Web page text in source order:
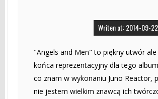
Writen at: 2014-09-
"Angels and Men" to piękny utwór ale
końca reprezentacyjny dla tego
co znam w wykonaniu Juno Reactor,
nie jestem wielkim znawcą ich